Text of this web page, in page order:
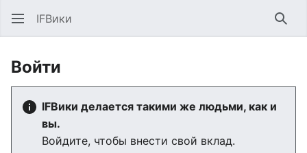
IFВики
Войти
IFВики делается такими же людьми, как и
вы.
Войдите, чтобы внести свой вклад.